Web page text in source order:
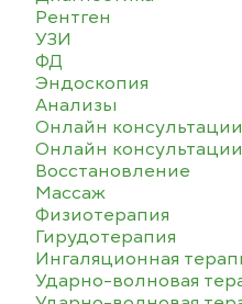
Рентген
УЗИ
ФД
Эндоскопия
Анализы
Онлайн консультации
Онлайн консультации
Восстановление
Массаж
Физиотерапия
Гирудотерапия
Ингаляционная
Ударно-волновая